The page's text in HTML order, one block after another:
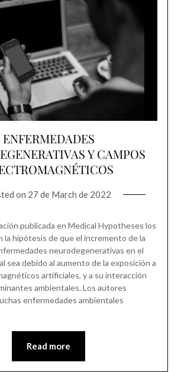
ENFERMEDADES
Y CAMPOS
on 27 de March de 2022
publicada en Medical Hypotheses los
la hipótesis de que el incremento de la
neurodegenerativas en el
sea debido al aumento de la exposición a
artificiales, y a su interacción
ambientales. Los autores
enfermedades ambientales
Read more